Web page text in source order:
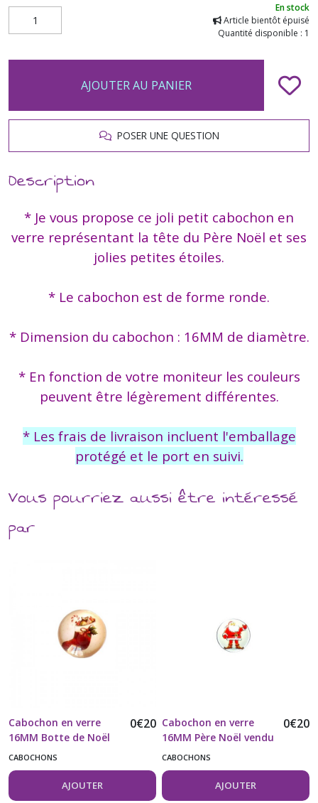
En stock
Article bientôt épuisé
Quantité disponible : 1
AJOUTER AU PANIER
POSER UNE QUESTION
Description
* Je vous propose ce joli petit cabochon en
verre représentant la tête du Père Noël et ses
jolies petites étoiles.
* Le cabochon est de forme ronde.
* Dimension du cabochon : 16MM de diamètre.
* En fonction de votre moniteur les couleurs
peuvent être légèrement différentes.
* Les frais de livraison incluent l'emballage
protégé et le port en suivi.
Vous pourriez aussi être intéressé
par
Cabochon en verre
16MM Botte de Noël
vendu à l'unité
0€20
CABOCHONS
AJOUTER
Cabochon en verre
16MM Père Noël vendu
à l'unité
0€20
CABOCHONS
AJOUTER